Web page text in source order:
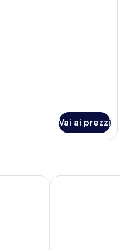
Vai ai prezzi
Voksenasen